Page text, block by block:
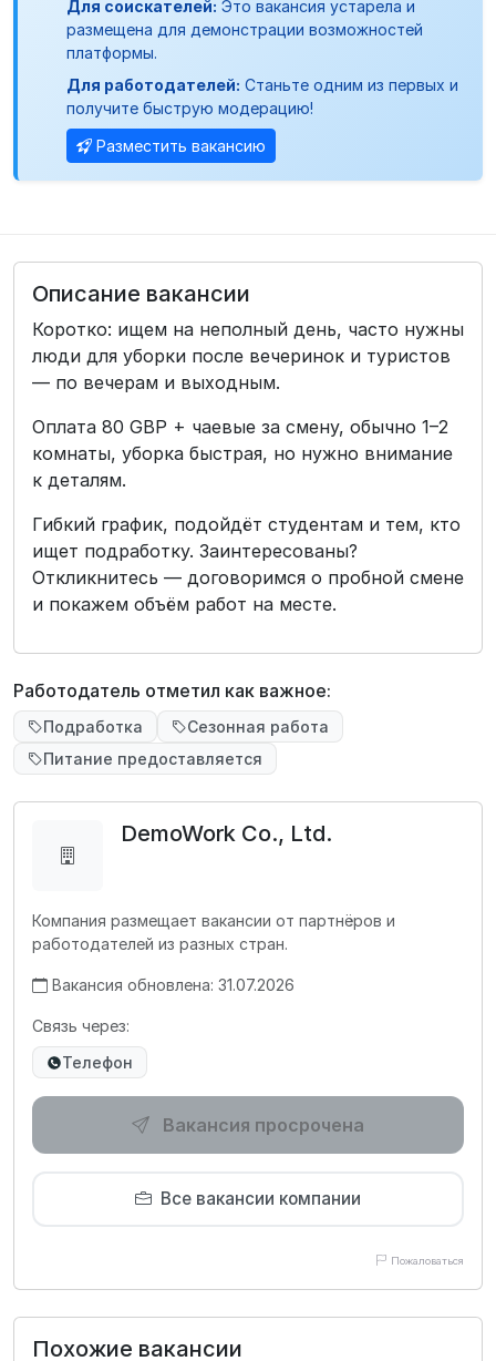
Для соискателей: Это вакансия устарела и
размещена для демонстрации возможностей
платформы.
Для работодателей: Станьте одним из первых и
получите быструю модерацию!
Разместить вакансию
Описание вакансии
Коротко: ищем на неполный день, часто нужны
люди для уборки после вечеринок и туристов
— по вечерам и выходным.
Оплата 80 GBP + чаевые за смену, обычно 1–2
комнаты, уборка быстрая, но нужно внимание
к деталям.
Гибкий график, подойдёт студентам и тем, кто
ищет подработку. Заинтересованы?
Откликнитесь — договоримся о пробной смене
и покажем объём работ на месте.
Работодатель отметил как важное:
Подработка
Сезонная работа
Питание предоставляется
DemoWork Co., Ltd.
Компания размещает вакансии от партнёров и
работодателей из разных стран.
Вакансия обновлена: 31.07.2026
Связь через:
Телефон
Вакансия просрочена
Все вакансии компании
Пожаловаться
Похожие вакансии